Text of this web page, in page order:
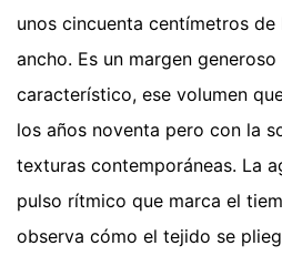
unos cincuenta centímetros
ancho. Es un margen
característico, ese volumen
los años noventa pero con la
texturas contemporáneas. La
pulso rítmico que marca el
observa cómo el tejido se